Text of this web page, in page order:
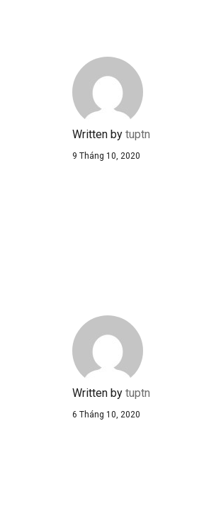
Written by tuptn
9 Tháng 10, 2020
Written by tuptn
6 Tháng 10, 2020